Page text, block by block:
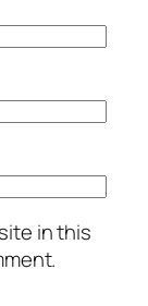
in this